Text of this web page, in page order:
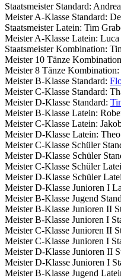
Staatsmeister Standard:
Meister A-Klasse Standard:
Staatsmeister Latein: Tim
Meister A-Klasse Latein:
Staatsmeister Kombination:
Meister 10 Tänze
Meister 8 Tänze
Meister B-Klasse Standard:
Meister C-Klasse Standard:
Meister D-Klasse Standard:
Meister B-Klasse Latein:
Meister C-Klasse Latein:
Meister D-Klasse Latein:
Meister C-Klasse Schüler
Meister D-Klasse Schüler
Meister C-Klasse Schüler
Meister D-Klasse Schüler
Meister D-Klasse Junioren I
Meister B-Klasse Jugend
Meister B-Klasse Junioren II
Meister B-Klasse Junioren I
Meister C-Klasse Junioren II
Meister C-Klasse Junioren I
Meister D-Klasse Junioren II
Meister D-Klasse Junioren I
Meister B-Klasse Jugend